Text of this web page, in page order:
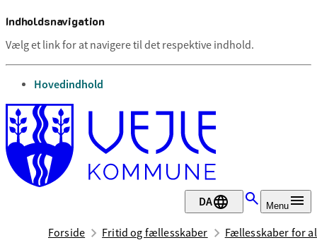
Indholdsnavigation
Vælg et link for at navigere til det respektive indhold.
gå til
Hovedindhold
DA Menu
Forside Fritid og fællesskaber Fællesskaber for